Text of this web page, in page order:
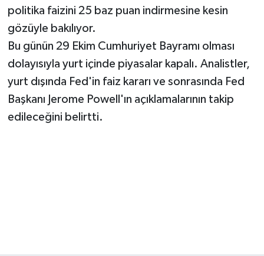
politika faizini 25 baz puan indirmesine kesin
gözüyle bakılıyor.
Bu günün 29 Ekim Cumhuriyet Bayramı olması
dolayısıyla yurt içinde piyasalar kapalı. Analistler,
yurt dışında Fed'in faiz kararı ve sonrasında Fed
Başkanı Jerome Powell'ın açıklamalarının takip
edileceğini belirtti.